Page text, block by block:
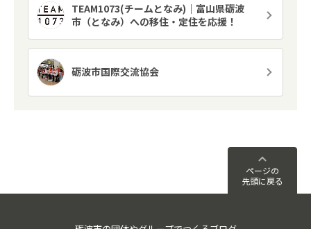
TEAM1073(チームとなみ)｜富山県砺波
市（となみ）への移住・定住を応援！
砺波市国際交流協会
ページの
先頭に戻る